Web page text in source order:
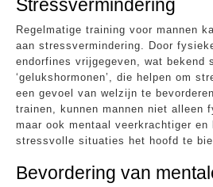
Stressvermindering
Regelmatige training voor mannen
aan stressvermindering. Door
endorfines vrijgegeven, wat bekend
‘gelukshormonen’, die helpen om
een gevoel van welzijn te
trainen, kunnen mannen niet alleen
maar ook mentaal veerkrachtiger en
stressvolle situaties het hoofd te
Bevordering van